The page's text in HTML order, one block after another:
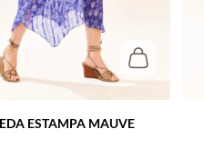
ESTAMPA MAUVE